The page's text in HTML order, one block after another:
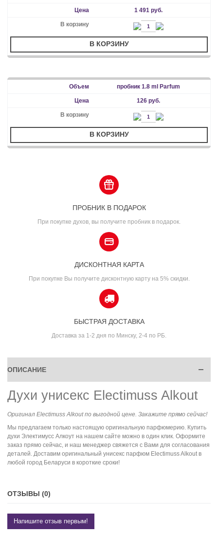
1 491 руб.
В КОРЗИНУ
пробник 1.8 ml Parfum
126 руб.
В КОРЗИНУ
ПРОБНИК В ПОДАРОК
При покупке духов, вы получите пробник в подарок.
ДИСКОНТНАЯ КАРТА
При покупке Вы получите дисконтную карту на 5% скидки.
БЫСТРАЯ ДОСТАВКА
Доставка за 1-2 дня по Минску, 2-4 по РБ.
ОПИСАНИЕ
Духи унисекс Electimuss Alkout
Оригинал Electimuss Alkout по выгодной цене. Закажите прямо сейчас!
Мы предлагаем только настоящую оригинальную парфюмерию. Купить
духи Электимусс Алкоут на нашем сайте можно в один клик. Оформите
заказ прямо сейчас, и наш менеджер свяжется с Вами для согласования
деталей. Доставим оригинальный унисекс парфюм Electimuss Alkout в
любой город Беларуси в короткие сроки!
ОТЗЫВЫ (0)
Напишите отзыв первым!